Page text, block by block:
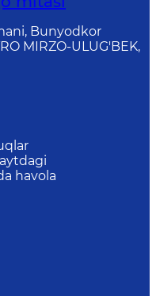
Bunyodkor
MIRZO-ULUG'BEK,
havola